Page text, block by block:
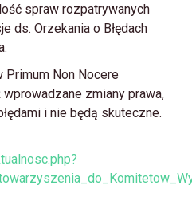
spraw rozpatrywanych
ds. Orzekania o Błędach
Non Nocere
zmiany prawa,
i nie będą skuteczne.